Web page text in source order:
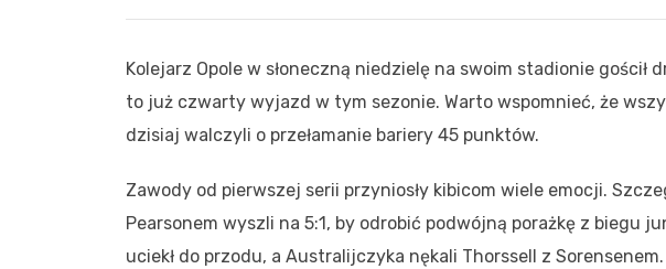
Kolejarz Opole w słoneczną niedzielę na swoim stadionie gościł
to już czwarty wyjazd w tym sezonie. Warto wspomnieć, że
dzisiaj walczyli o przełamanie bariery 45 punktów.
Zawody od pierwszej serii przyniosły kibicom wiele emocji.
Pearsonem wyszli na 5:1, by odrobić podwójną porażkę z biegu
uciekł do przodu, a Australijczyka nękali Thorssell z